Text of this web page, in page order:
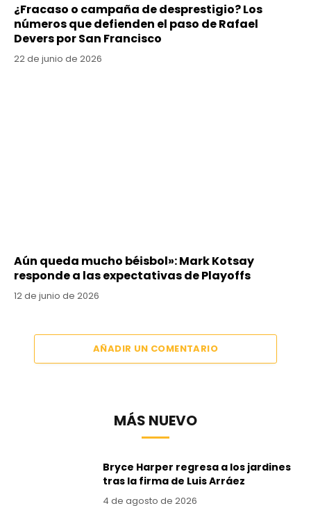
¿Fracaso o campaña de desprestigio? Los
números que defienden el paso de Rafael
Devers por San Francisco
22 de junio de 2026
Aún queda mucho béisbol»: Mark Kotsay
responde a las expectativas de Playoffs
12 de junio de 2026
AÑADIR UN COMENTARIO
MÁS NUEVO
Bryce Harper regresa a los jardines
tras la firma de Luis Arráez
4 de agosto de 2026